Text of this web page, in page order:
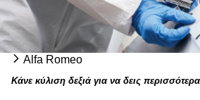
Alfa Romeo
Κάνε κύλιση δεξιά για να δεις